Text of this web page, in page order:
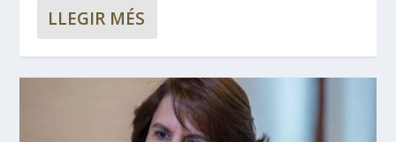
LLEGIR MÉS